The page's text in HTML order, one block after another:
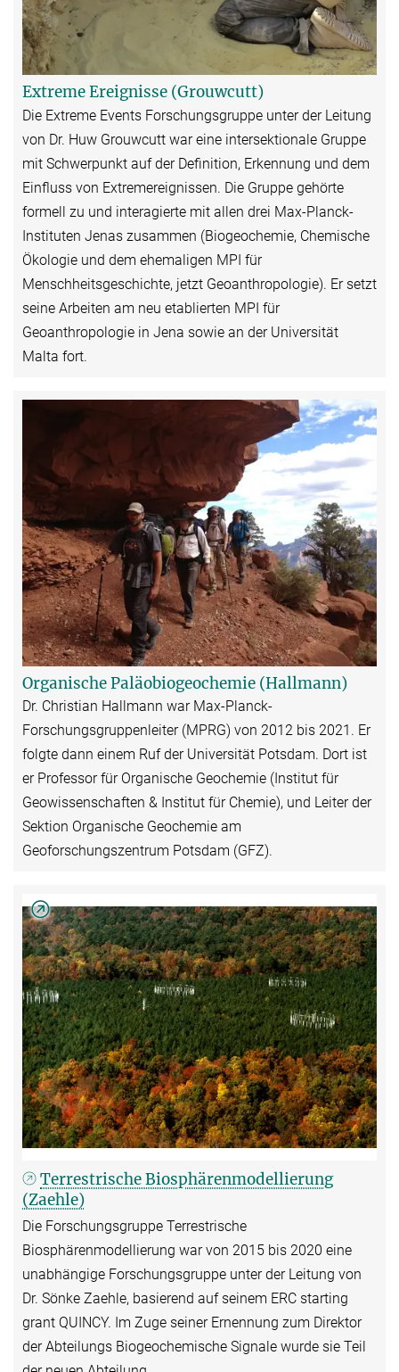
Extreme Ereignisse (Grouwcutt)
Die Extreme Events Forschungsgruppe unter der Leitung
von Dr. Huw Grouwcutt war eine intersektionale Gruppe
mit Schwerpunkt auf der Definition, Erkennung und dem
Einfluss von Extremereignissen. Die Gruppe gehörte
formell zu und interagierte mit allen drei Max-Planck-
Instituten Jenas zusammen (Biogeochemie, Chemische
Ökologie und dem ehemaligen MPI für
Menschheitsgeschichte, jetzt Geoanthropologie). Er setzt
seine Arbeiten am neu etablierten MPI für
Geoanthropologie in Jena sowie an der Universität
Malta fort.
Organische Paläobiogeochemie (Hallmann)
Dr. Christian Hallmann war Max-Planck-
Forschungsgruppenleiter (MPRG) von 2012 bis 2021. Er
folgte dann einem Ruf der Universität Potsdam. Dort ist
er Professor für Organische Geochemie (Institut für
Geowissenschaften & Institut für Chemie), und Leiter der
Sektion Organische Geochemie am
Geoforschungszentrum Potsdam (GFZ).
Terrestrische Biosphärenmodellierung
(Zaehle)
Die Forschungsgruppe Terrestrische
Biosphärenmodellierung war von 2015 bis 2020 eine
unabhängige Forschungsgruppe unter der Leitung von
Dr. Sönke Zaehle, basierend auf seinem ERC starting
grant QUINCY. Im Zuge seiner Ernennung zum Direktor
der Abteilungs Biogeochemische Signale wurde sie Teil